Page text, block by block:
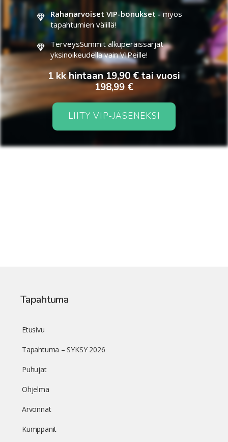
Rahanarvoiset VIP-bonukset -myös
tapahtumien välillä!
TerveysSummit alkuperäissarjat
yksinoikeudella vain VIPeille!
1 kk hintaan 19,90 € tai vuosi
198,99 €
LIITY VIP-JÄSENEKSI
Tapahtuma
Etusivu
Tapahtuma – SYKSY 2026
Puhujat
Ohjelma
Arvonnat
Kumppanit